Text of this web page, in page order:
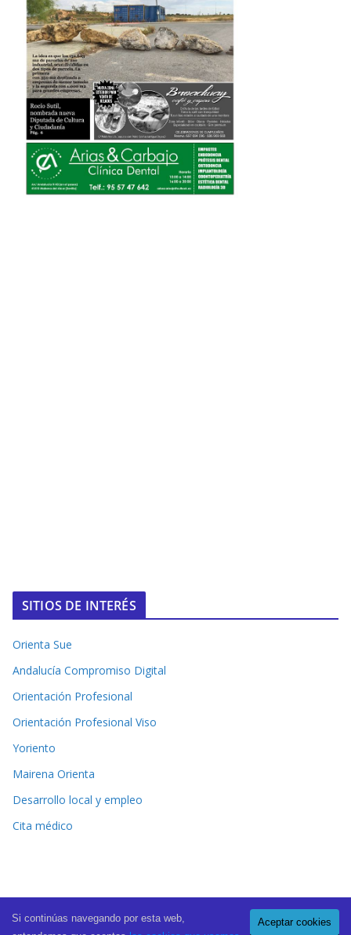
SITIOS DE INTERÉS
Orienta Sue
Andalucía Compromiso Digital
Orientación Profesional
Orientación Profesional Viso
Yoriento
Mairena Orienta
Desarrollo local y empleo
Cita médico
Copyright © 2026 El Periódico de Mairena . All rights reserved.
Aceptar cookies
Si continúas navegando por esta web,